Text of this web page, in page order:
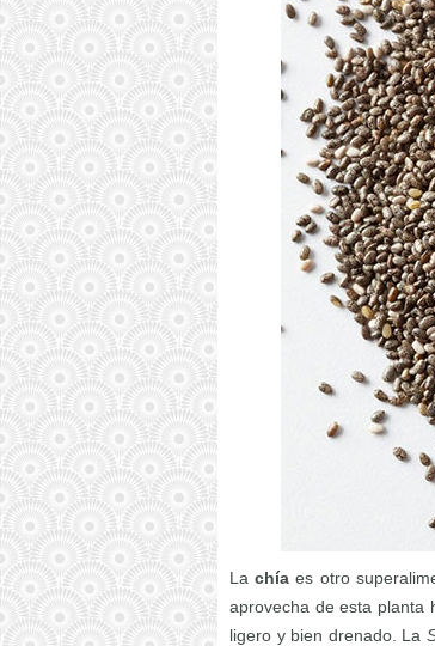
Lachía es otro
aprovecha de esta planta
ligero y bien drenado. La